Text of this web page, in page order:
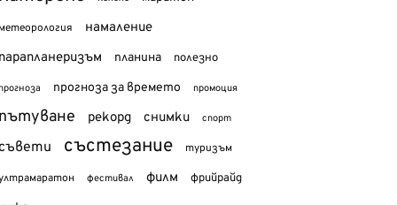
намаление
планина полезно
прогноза за времето промоция
рекорд снимки спорт
състезание туризъм
фестивал филм фрийрайд